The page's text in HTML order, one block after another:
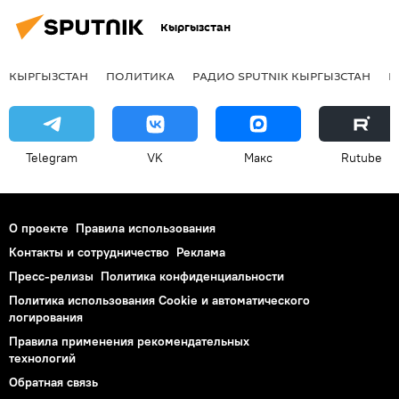
Кыргызстан
КЫРГЫЗСТАН ПОЛИТИКА РАДИО SPUTNIK КЫРГЫЗСТАН
Telegram VK Макс Rutube
О проекте Правила использования
Контакты и сотрудничество Реклама
Пресс-релизы Политика конфиденциальности
Политика использования Cookie и автоматического
логирования
Правила применения рекомендательных
технологий
Обратная связь